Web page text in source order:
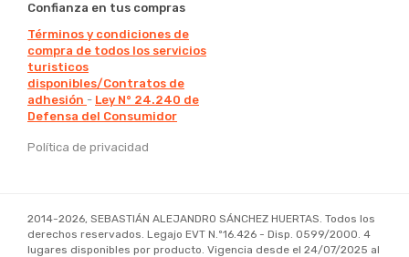
Confianza en tus compras
Términos y condiciones de
compra de todos los servicios
turisticos
disponibles/Contratos de
adhesión - Ley N° 24.240 de
Defensa del Consumidor
Política de privacidad
2014-2026, SEBASTIÁN ALEJANDRO SÁNCHEZ HUERTAS. Todos los
derechos reservados. Legajo EVT N.º16.426 - Disp. 0599/2000. 4
lugares disponibles por producto. Vigencia desde el 24/07/2025 al